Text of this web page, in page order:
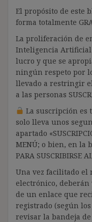
El propósito de este
forma totalmente
La proliferación de
Inteligencia Artificial
lucro y que se
ningún respeto por
llevado a restringir
a las personas
La suscripción es
solo lleva unos
apartado
MENÚ; o bien, en la
PARA SUSCRIBIRSE
Una vez facilitado el
electrónico,
de un enlace que
registrado (según
revisar la bandeja de